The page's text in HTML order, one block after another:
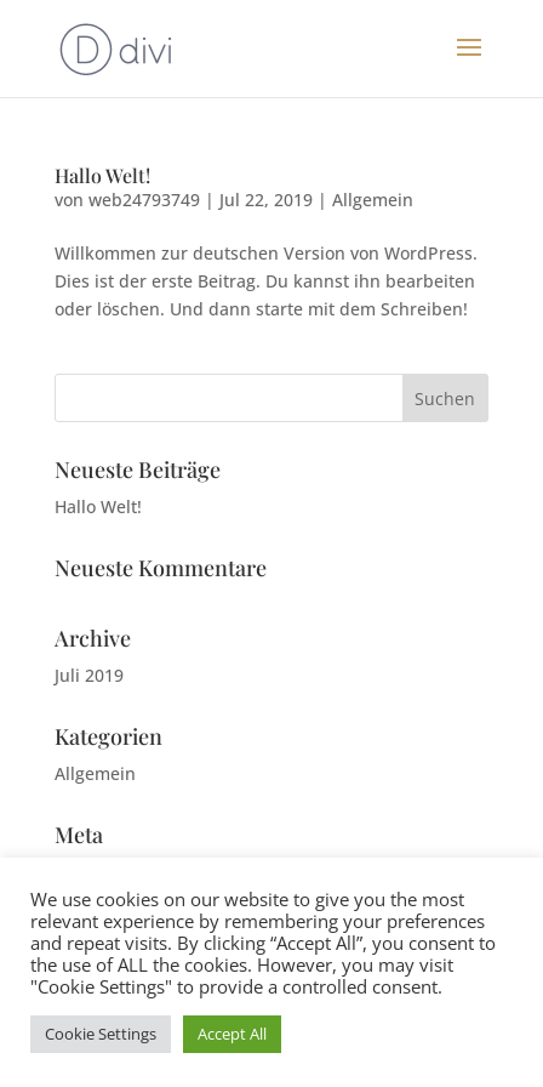
Hallo Welt!
von web24793749| Jul 22, 2019| Allgemein
Willkommen zur deutschen Version von WordPress.
Dies ist der erste Beitrag. Du kannst ihn bearbeiten
oder löschen. Und dann starte mit dem Schreiben!
Neueste Beiträge
Hallo Welt!
Neueste Kommentare
Archive
Juli 2019
Kategorien
Allgemein
Meta
Feed der Einträge
Kommentare-Feed
WordPress.org
We use cookies on our website to give you the most
relevant experience by remembering your preferences
and repeat visits. By clicking “Accept All”, you consent to
the use of ALL the cookies. However, you may visit
"Cookie Settings" to provide a controlled consent.
Cookie Settings Accept All